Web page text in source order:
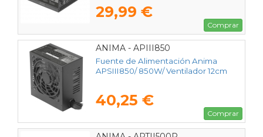
29,99 €
Comprar
ANIMA - APIII850
Fuente de Alimentación Anima
APSIII850/ 850W/ Ventilador 12cm
40,25 €
Comprar